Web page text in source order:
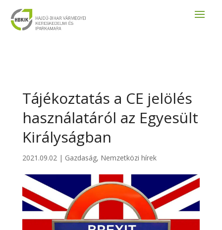
Tájékoztatás a CE jelölés
használatáról az Egyesült
Királyságban
2021.09.02| Gazdaság, Nemzetközi hírek